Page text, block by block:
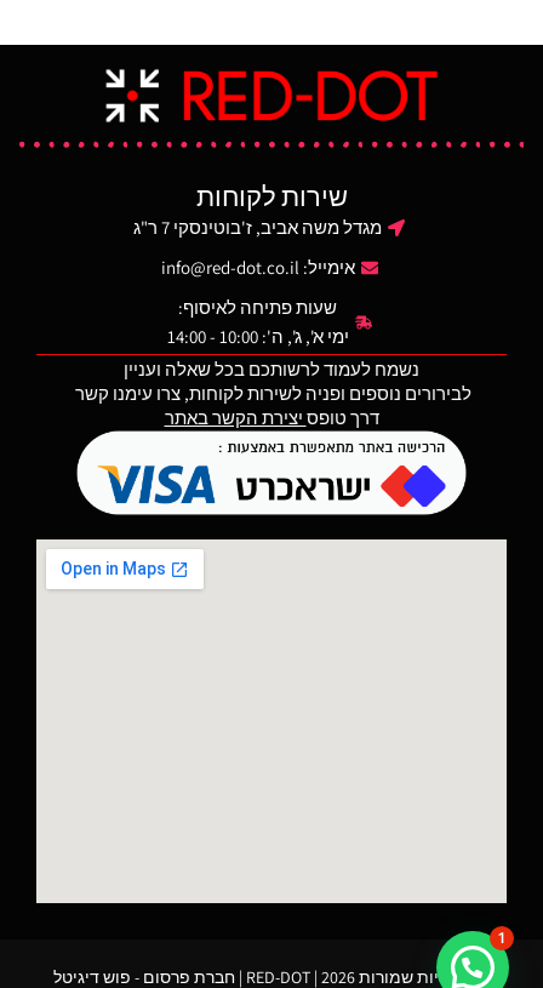
ותהליכי ייצור לשיפור חוזק,
עמידות ואמינות העולים על
מפרטי ביצועים צבאיים
קפדניים. בעלת קפיץ נירוסטה
בעקומה קבועה להזנה אמינה
של כדורים ופירוק פשוט ללא
הרצפה המתרחבת קלה
לפירוק, מסייעת לחילוץ וטיפול
במחסנית תוך מתן הגנה
משופרת מפני נפילות.
שירות לקוחות
מגדל משה אביב, ז'בוטינסקי 7 ר"ג
אימייל: info@red-dot.co.il
שעות פתיחה לאיסוף:
ימי א', ג', ה': 10:00 - 14:00
נשמח לעמוד לרשותכם בכל שאלה ועניין
לבירורים נוספים ופניה לשירות לקוחות, צרו עימנו קשר
דרך טופס יצירת הקשר באתר
כל הזכויות שמורות 2026 | RED-DOT | חברת פרסום - פוש דיגיטל
1